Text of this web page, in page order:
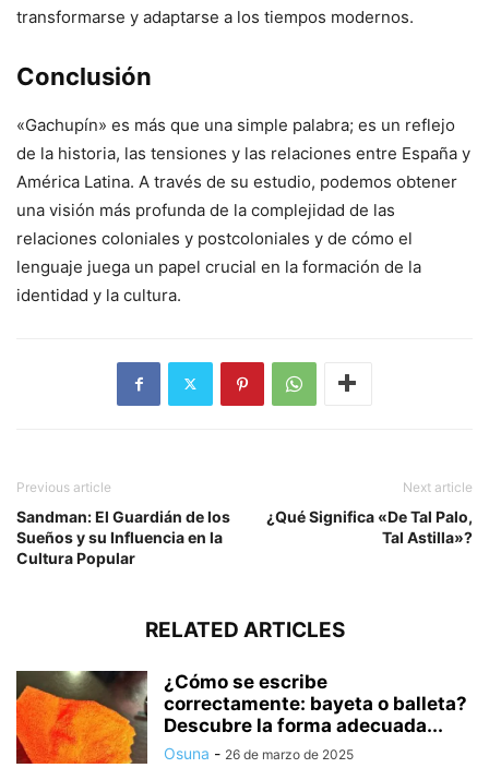
transformarse y adaptarse a los tiempos modernos.
Conclusión
«Gachupín» es más que una simple palabra; es un reflejo
de la historia, las tensiones y las relaciones entre España y
América Latina. A través de su estudio, podemos obtener
una visión más profunda de la complejidad de las
relaciones coloniales y postcoloniales y de cómo el
lenguaje juega un papel crucial en la formación de la
identidad y la cultura.
Previous article
Sandman: El Guardián de los
Sueños y su Influencia en la
Cultura Popular
Next article
¿Qué Significa «De Tal Palo,
Tal Astilla»?
RELATED ARTICLES
¿Cómo se escribe
correctamente: bayeta o balleta?
Descubre la forma adecuada...
Osuna - 26 de marzo de 2025